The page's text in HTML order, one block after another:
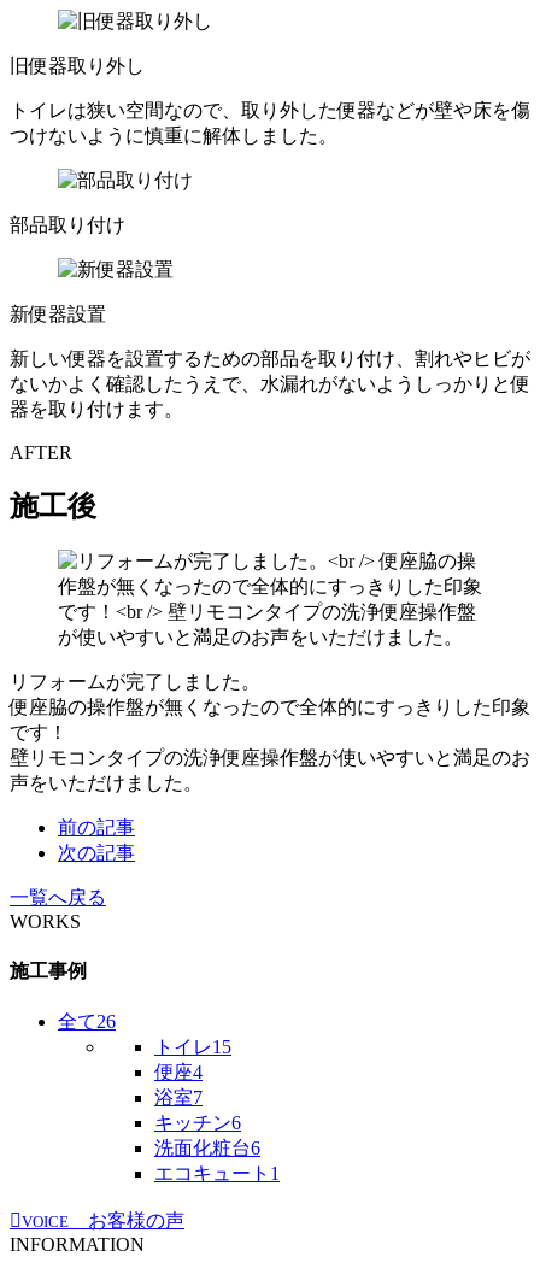
旧便器取り外し
トイレは狭い空間なので、取り外した便器などが壁や床を傷
つけないように慎重に解体しました。
部品取り付け
新便器設置
新しい便器を設置するための部品を取り付け、割れやヒビが
ないかよく確認したうえで、水漏れがないようしっかりと便
器を取り付けます。
AFTER
施工後
リフォームが完了しました。
便座脇の操作盤が無くなったので全体的にすっきりした印象
です！
壁リモコンタイプの洗浄便座操作盤が使いやすいと満足のお
声をいただけました。
前の記事
次の記事
一覧へ戻る
WORKS
施工事例
全て26
トイレ15
便座4
浴室7
キッチン6
洗面化粧台6
エコキュート 1
VOICE
お客様の声
INFORMATION